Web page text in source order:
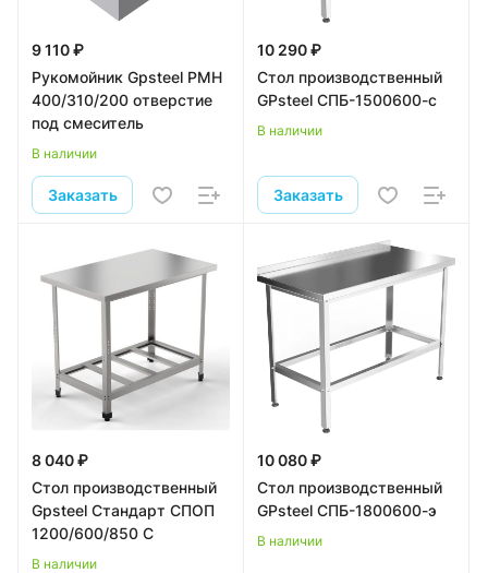
9 110 ₽
Рукомойник Gpsteel РМН
400/310/200 отверстие
под смеситель
В наличии
Заказать
10 290 ₽
Стол производственный
GPsteel СПБ-1500600-с
В наличии
Заказать
8 040 ₽
Стол производственный
Gpsteel Стандарт СПОП
1200/600/850 С
В наличии
10 080 ₽
Стол производственный
GPsteel СПБ-1800600-э
В наличии